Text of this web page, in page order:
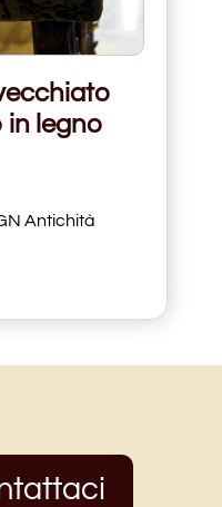
in legno
Antichità